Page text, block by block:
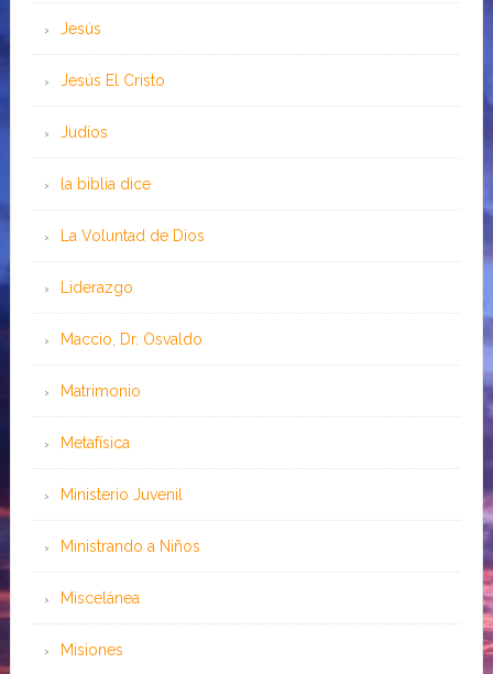
Jesús
Jesús El Cristo
Judíos
la biblia dice
La Voluntad de Dios
Liderazgo
Maccio, Dr. Osvaldo
Matrimonio
Metafísica
Ministerio Juvenil
Ministrando a Niños
Miscelánea
Misiones